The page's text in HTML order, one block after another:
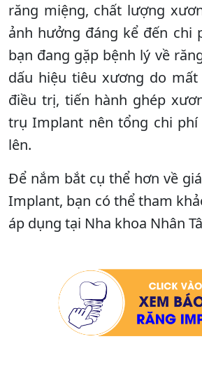
răng miệng, chất lượng
ảnh hưởng đáng kể đến chi
bạn đang gặp bệnh lý về
dấu hiệu tiêu xương do
điều trị, tiến hành ghép
trụ Implant nên tổng chi
lên.
Để nắm bắt cụ thể hơn về
Implant, bạn có thể tham
áp dụng tại Nha khoa Nhân